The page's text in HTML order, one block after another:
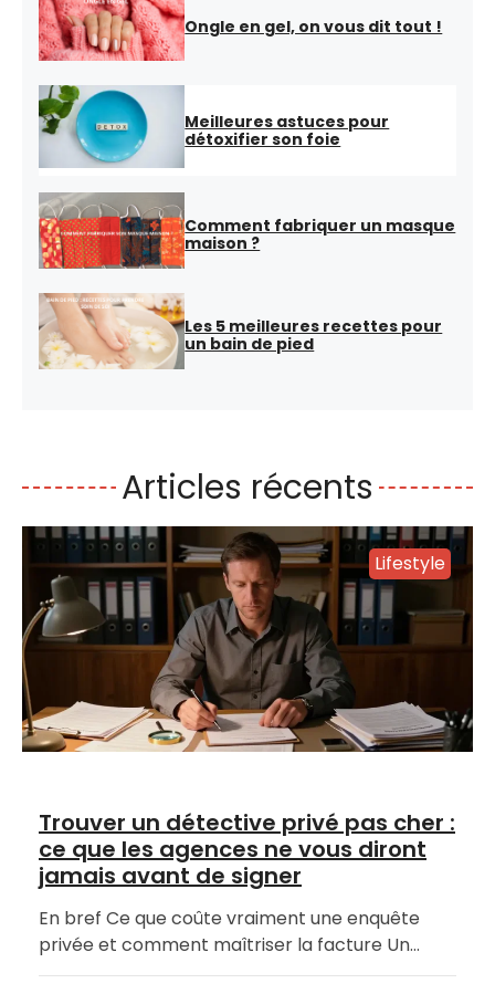
Ongle en gel, on vous dit tout !
Meilleures astuces pour
détoxifier son foie
Comment fabriquer un masque
maison ?
Les 5 meilleures recettes pour
un bain de pied
Articles récents
Lifestyle
Trouver un détective privé pas cher :
ce que les agences ne vous diront
jamais avant de signer
En bref Ce que coûte vraiment une enquête
privée et comment maîtriser la facture Un…